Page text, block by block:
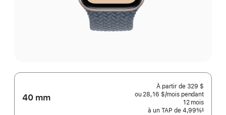
40 mm
À partir de 329 $
ou 28,16 $/mois par
mois
pendant
12 mois
à un TAP de 4,99%§